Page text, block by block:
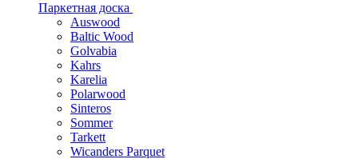
Паркетная доска
Auswood
Baltic Wood
Golvabia
Kahrs
Karelia
Polarwood
Sinteros
Sommer
Tarkett
Wicanders Parquet